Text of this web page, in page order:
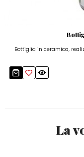
Bottiglia in ceramica,
La